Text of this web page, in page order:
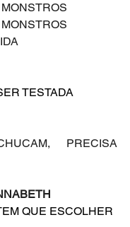
TESTADA
PRECISA
QUE ESCOLHER